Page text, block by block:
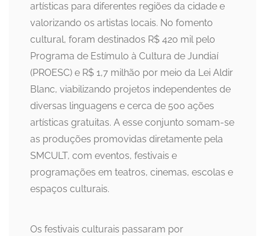
artísticas para diferentes regiões da cidade e
valorizando os artistas locais. No fomento
cultural, foram destinados R$ 420 mil pelo
Programa de Estímulo à Cultura de Jundiaí
(PROESC) e R$ 1,7 milhão por meio da Lei Aldir
Blanc, viabilizando projetos independentes de
diversas linguagens e cerca de 500 ações
artísticas gratuitas. A esse conjunto somam-se
as produções promovidas diretamente pela
SMCULT, com eventos, festivais e
programações em teatros, cinemas, escolas e
espaços culturais.
Os festivais culturais passaram por